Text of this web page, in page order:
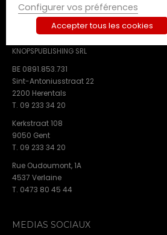
CONTACT
KNOPSPUBLISHING SRL
BE 0891.853.731
Sint-Antoniusstraat 22
2200 Herentals
T. 09 233 34 20
Kerkstraat 108
9050 Gent
T. 09 233 34 20
Rue Oudoumont, 1A
4537 Verlaine
T. 0473 80 45 44
MEDIAS SOCIAUX
Configurer vos préférences
Accepter tous les cookies